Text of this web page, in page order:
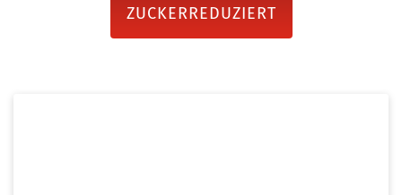
ZUCKERREDUZIERT